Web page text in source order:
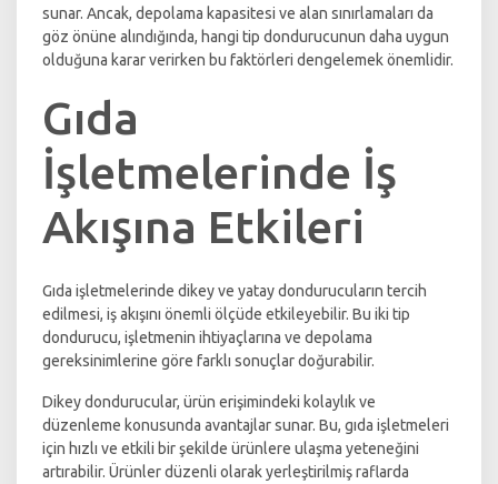
sunar. Ancak, depolama kapasitesi ve alan sınırlamaları da
göz önüne alındığında, hangi tip dondurucunun daha uygun
olduğuna karar verirken bu faktörleri dengelemek önemlidir.
Gıda
İşletmelerinde İş
Akışına Etkileri
Gıda işletmelerinde dikey ve yatay dondurucuların tercih
edilmesi, iş akışını önemli ölçüde etkileyebilir. Bu iki tip
dondurucu, işletmenin ihtiyaçlarına ve depolama
gereksinimlerine göre farklı sonuçlar doğurabilir.
Dikey dondurucular, ürün erişimindeki kolaylık ve
düzenleme konusunda avantajlar sunar. Bu, gıda işletmeleri
için hızlı ve etkili bir şekilde ürünlere ulaşma yeteneğini
artırabilir. Ürünler düzenli olarak yerleştirilmiş raflarda